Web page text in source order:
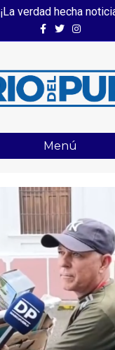
¡La verdad hecha
FacebookTwitterInstagram
Menú